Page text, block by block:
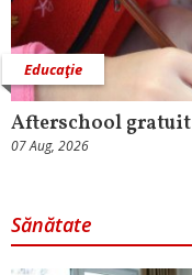
Educaţie
Afterschool
07 Aug, 2026
Sănătate